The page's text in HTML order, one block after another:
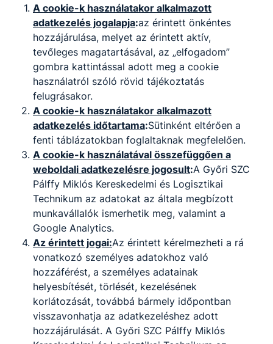
A cookie-k használatakor alkalmazott
adatkezelés jogalapja:az érintett önkéntes
hozzájárulása, melyet az érintett aktív,
tevőleges magatartásával, az „elfogadom”
gombra kattintással adott meg a cookie
használatról szóló rövid tájékoztatás
felugrásakor.
A cookie-k használatakor alkalmazott
adatkezelés időtartama:Sütinként eltérően a
fenti táblázatokban foglaltaknak megfelelően.
A cookie-k használatával összefüggően a
weboldali adatkezelésre jogosult:A Győri SZC
Pálffy Miklós Kereskedelmi és Logisztikai
Technikum az adatokat az általa megbízott
munkavállalók ismerhetik meg, valamint a
Google Analytics.
Az érintett jogai:Az érintett kérelmezheti a rá
vonatkozó személyes adatokhoz való
hozzáférést, a személyes adatainak
helyesbítését, törlését, kezelésének
korlátozását, továbbá bármely időpontban
visszavonhatja az adatkezeléshez adott
hozzájárulását. A Győri SZC Pálffy Miklós